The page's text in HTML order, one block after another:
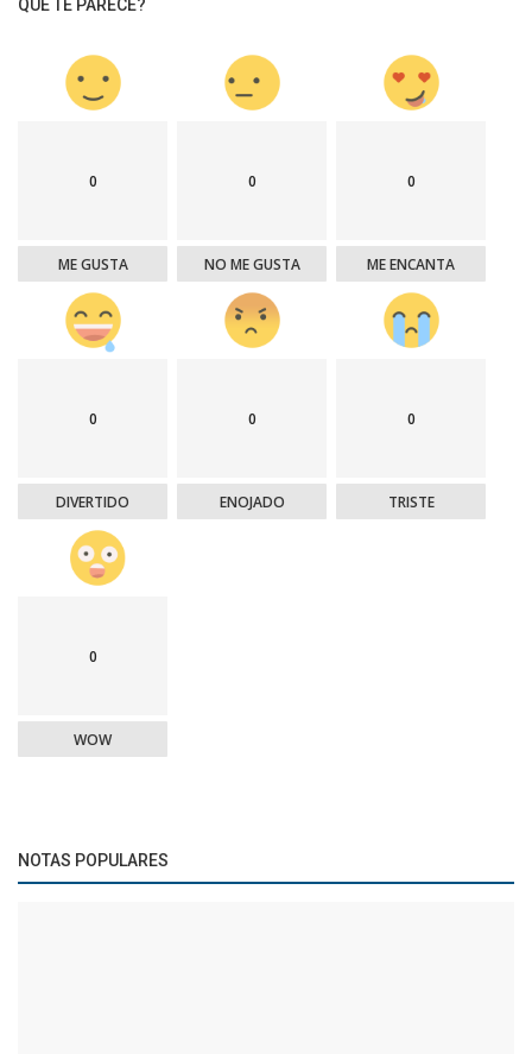
QUE TE PARECE?
0
ME GUSTA
0
NO ME GUSTA
0
ME ENCANTA
0
DIVERTIDO
0
ENOJADO
0
TRISTE
0
WOW
NOTAS POPULARES